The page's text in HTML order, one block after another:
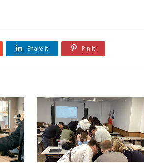
Share it Pin it